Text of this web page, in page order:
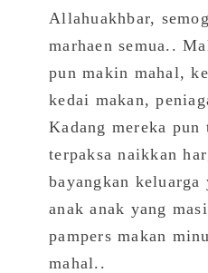
Allahuakhbar,
marhaen semua..
pun makin mahal,
kedai makan,
Kadang mereka pun
terpaksa naikkan
bayangkan
anak anak yang
pampers makan
mahal..